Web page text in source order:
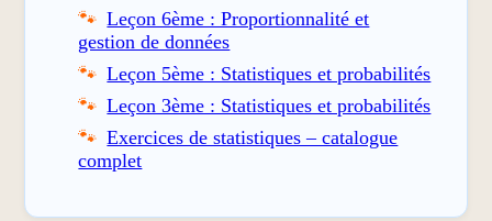
Leçon 6ème : Proportionnalité et
gestion de données
Leçon 5ème : Statistiques et probabilités
Leçon 3ème : Statistiques et probabilités
Exercices de statistiques – catalogue
complet